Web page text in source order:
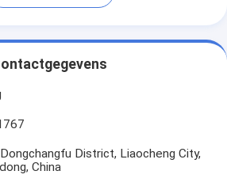
District, Liaocheng City,
China